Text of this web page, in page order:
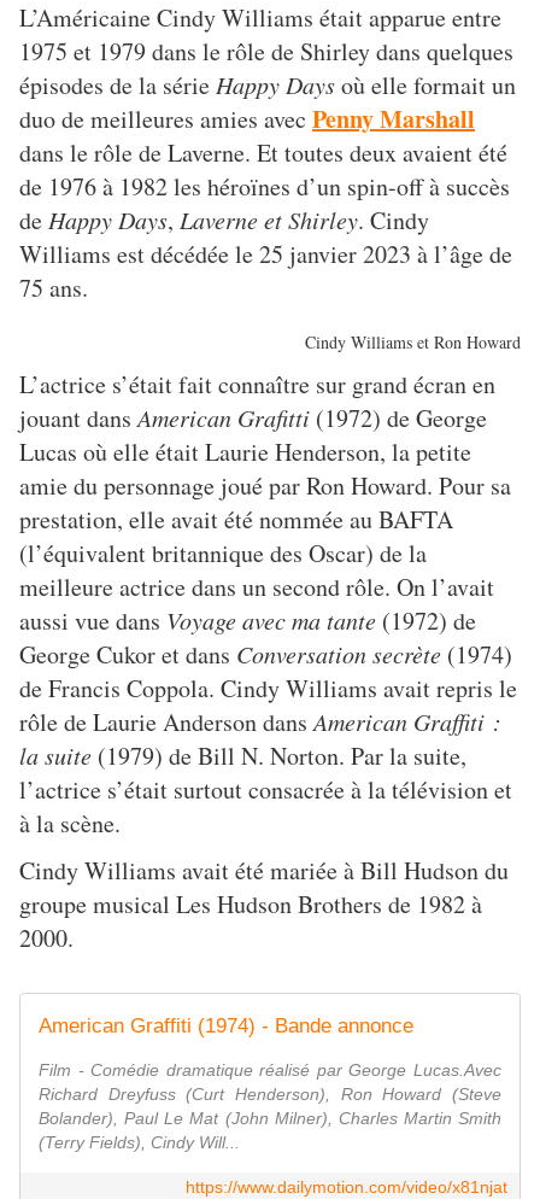
L’Américaine Cindy Williams était apparue entre
1975 et 1979 dans le rôle de Shirley dans quelques
épisodes de la série Happy Daysoù elle formait un
duo de meilleures amies avec Penny Marshall
dans le rôle de Laverne. Et toutes deux avaient été
de 1976 à 1982 les héroïnes d’un spin-off à succès
de Happy Days, Laverne et Shirley. Cindy
Williams est décédée le 25 janvier 2023 à l’âge de
75 ans.
Cindy Williams et Ron Howard
L’actrice s’était fait connaître sur grand écran en
jouant dansAmerican Grafitti (1972) de George
Lucas où elle était Laurie Henderson, la petite
amie du personnage joué par Ron Howard. Pour sa
prestation, elle avait été nommée au BAFTA
(l’équivalent britannique des Oscar) de la
meilleure actrice dans un second rôle. On l’avait
aussi vue dans Voyage avec ma tante (1972) de
George Cukor et dans Conversation secrète (1974)
de Francis Coppola. Cindy Williams avait repris le
rôle de Laurie Anderson dansAmerican Graffiti :
la suite (1979) de Bill N. Norton. Par la suite,
l’actrice s’était surtout consacrée à la télévision et
à la scène.
Cindy Williams avait été mariée à Bill Hudson du
groupe musical Les Hudson Brothers de 1982 à
2000.
American Graffiti (1974) - Bande annonce
Film - Comédie dramatique réalisé par George Lucas.Avec
Richard Dreyfuss (Curt Henderson), Ron Howard (Steve
Bolander), Paul Le Mat (John Milner), Charles Martin Smith
(Terry Fields), Cindy Will...
https://www.dailymotion.com/video/x81njat